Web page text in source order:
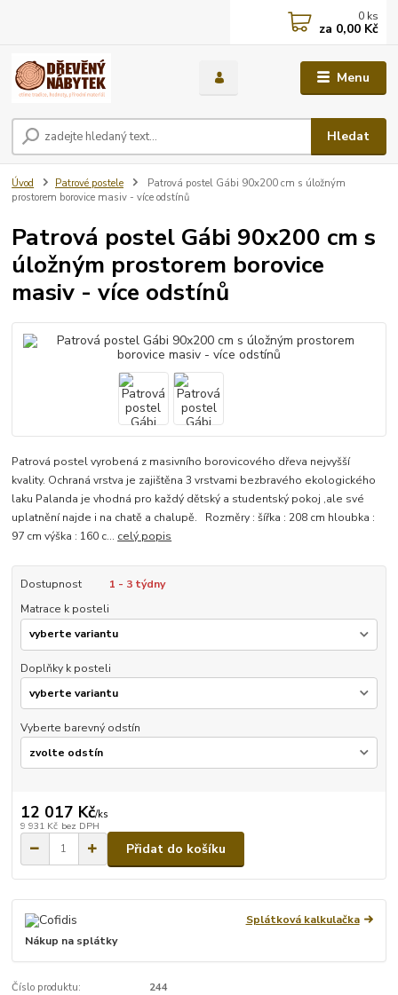
Menu
Hledat
0 ks
za 0,00 Kč
Úvod Patrové postele
Patrová postel Gábi 90x200 cm s úložným
prostorem borovice masiv - více odstínů
Patrová postel Gábi 90x200 cm s
úložným prostorem borovice
masiv - více odstínů
Patrová postel vyrobená z masivního borovicového dřeva nejvyšší
kvality. Ochraná vrstva je zajištěna 3 vrstvami bezbravého ekologického
laku Palanda je vhodná pro každý dětský a studentský pokoj ,ale své
uplatnění najde i na chatě a chalupě. Rozměry : šířka : 208 cm hloubka :
97 cm výška : 160 c... celý popis
Dostupnost
1 - 3 týdny
Matrace k posteli
Doplňky k posteli
Vyberte barevný odstín
12 017 Kč/ks
9 931 Kč bez DPH
Přidat do košíku
Splátková kalkulačka
Nákup na splátky
Číslo produktu:
244